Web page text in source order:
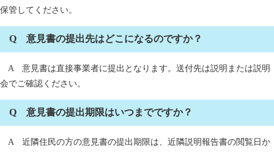
保管してください。
Q 意見書の提出先はどこになるのですか？
A 意見書は直接事業者に提出となります。送付先は説明または説明
会でご確認ください。
Q 意見書の提出期限はいつまでですか？
A 近隣住民の方の意見書の提出期限は、近隣説明報告書の閲覧日か